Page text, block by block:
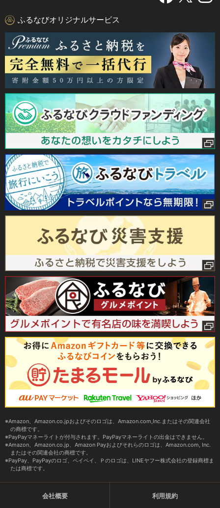
ふるなびオリジナルサービス
Amazon、Amazon.co.jpおよびそのロゴは、Amazon.com,Inc.またはその関連会社
の商標です。
PayPayマネーライトが付与されます。PayPayマネーライトの出金はできません。
Amazon、Amazon.co.jp、Amazon Payおよびそれらのロゴは、Amazon.com, Inc.
またはその関連会社の商標です。
PayPay、PayPayのロゴ、ペイペイ、Ｐのロゴは、LINEヤフー株式会社の登録商標ま
たは商標です。
会社概要 利用規約